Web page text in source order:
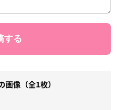
画像（全1枚）